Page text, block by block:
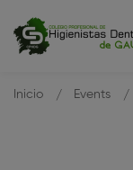
Inicio Events